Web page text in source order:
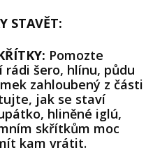
STAVĚT:
Pomozte
šero, hlínu, půdu
zahloubený z části
jak se staví
hliněné iglú,
skřítkům moc
kam vrátit.